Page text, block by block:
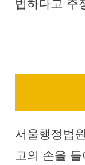
법하다고 주
서울행정법
고의 손을